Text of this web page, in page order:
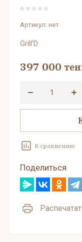
Артикул: нет
Grill'D
397 000
К сравнению
Поделиться